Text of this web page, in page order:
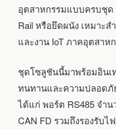
อุตสาหกรรมแบบครบชุด
Rail หรือยึดผนัง เหมาะ
และงาน IoT ภาคอุตสาห
ชุดโซลูชันนี้มาพร้อมอินเ
ทนทานและความปลอด
ได้แก่ พอร์ต RS485 จำน
CAN FD รวมถึงรองรับไ